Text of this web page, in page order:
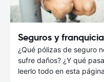
Seguros y franquicia
¿Qué pólizas de seguro
sufre daños? ¿Y qué
leerlo todo en esta página